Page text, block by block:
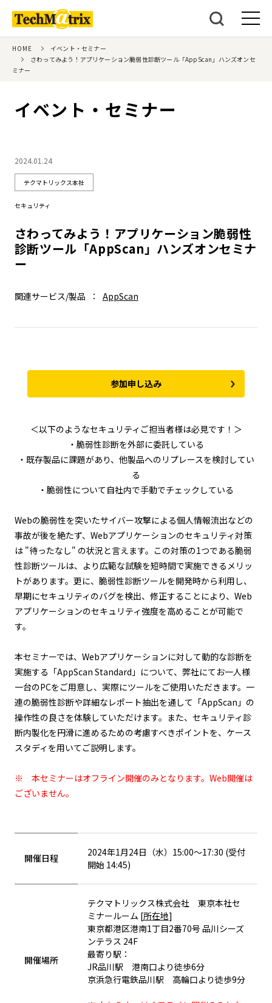
HOME
イベント・セミナー
さわってみよう！アプリケーション脆弱性診断ツール「AppScan」ハンズオンセ
ミナー
イベント・セミナー
2024.01.24
テクマトリックス本社
セキュリティ
さわってみよう！アプリケーション脆弱性
診断ツール「AppScan」ハンズオンセミナ
ー
関連サービス/製品 AppScan
参加申し込み
＜以下のようなセキュリティご担当者様は必見です！＞
・脆弱性診断を外部に委託している
・既存製品に課題があり、他製品へのリプレースを検討してい
る
・脆弱性について自社内で手動でチェックしている
Webの脆弱性を突いたサイバー攻撃による個人情報流出などの
事故が後を絶たず、Webアプリケーションのセキュリティ対策
は "待ったなし" の状況と言えます。この対策の1つである脆弱
性診断ツールは、より広範な試験を短時間で実施できるメリッ
トがあります。更に、脆弱性診断ツールを開発時から利用し、
早期にセキュリティのバグを検出、修正することにより、Web
アプリケーションのセキュリティ強度を高めることが可能で
す。
本セミナーでは、Webアプリケーションに対して動的な診断を
実施する「AppScan Standard」について、弊社にてお一人様
一台のPCをご用意し、実際にツールをご使用いただきます。一
連の脆弱性診断や詳細なレポート抽出を通して「AppScan」の
操作性の良さを体験していただけます。また、セキュリティ診
断内製化を円滑に進めるための考慮すべきポイントを、ケース
スタディを用いてご説明します。
※ 本セミナーはオフライン開催のみとなります。Web開催は
ございません。
開催日程
2024年1月24日（水）15:00～17:30 (受付
開始 14:45)
開催場所
テクマトリックス株式会社 東京本社セ
ミナールーム [所在地]
東京都港区港南1丁目2番70号 品川シーズ
ンテラス 24F
最寄り駅：
JR品川駅 港南口より徒歩6分
京浜急行電鉄品川駅 高輪口より徒歩9分